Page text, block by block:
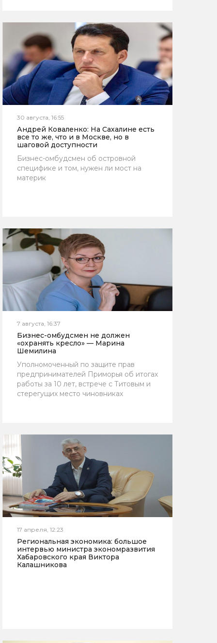
30 августа, 16:55
Андрей Коваленко: На Сахалине есть
все то же, что и в Москве, но в
шаговой доступности
Бизнес-омбудсмен об островной
специфике и том, нужен ли мост на
материк
7 августа, 16:37
Бизнес-омбудсмен не должен
«охранять кресло» — Марина
Шемилина
Уполномоченный по защите прав
предпринимателей Приморья об итогах
работы за 10 лет, встрече с Титовым и
стерегущих место чиновниках
17 апреля, 12:23
Региональная экономика: большое
интервью министра экономразвития
Хабаровского края Виктора
Калашникова